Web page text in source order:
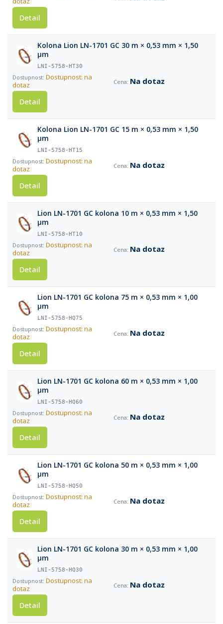
Detail
Kolona Lion LN-1701 GC 30 m × 0,53 mm × 1,50
µm
LNI-5758-HT30
Dostupnost: na
dotaz
Na dotaz
Detail
Kolona Lion LN-1701 GC 15 m × 0,53 mm × 1,50
µm
LNI-5758-HT15
Dostupnost: na
dotaz
Na dotaz
Detail
Lion LN-1701 GC kolona 10 m × 0,53 mm × 1,50
µm
LNI-5758-HT10
Dostupnost: na
dotaz
Na dotaz
Detail
Lion LN-1701 GC kolona 75 m × 0,53 mm × 1,00
µm
LNI-5758-HQ75
Dostupnost: na
dotaz
Na dotaz
Detail
Lion LN-1701 GC kolona 60 m × 0,53 mm × 1,00
µm
LNI-5758-HQ60
Dostupnost: na
dotaz
Na dotaz
Detail
Lion LN-1701 GC kolona 50 m × 0,53 mm × 1,00
µm
LNI-5758-HQ50
Dostupnost: na
dotaz
Na dotaz
Detail
Lion LN-1701 GC kolona 30 m × 0,53 mm × 1,00
µm
LNI-5758-HQ30
Dostupnost: na
dotaz
Na dotaz
Detail